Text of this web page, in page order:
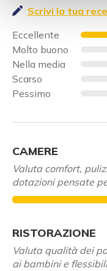
Scrivi la tua
Eccellente
Molto buono
Nella media
Scarso
Pessimo
CAMERE
Valuta comfort,
dotazioni pensate
RISTORAZIONE
Valuta qualità dei
ai bambini e